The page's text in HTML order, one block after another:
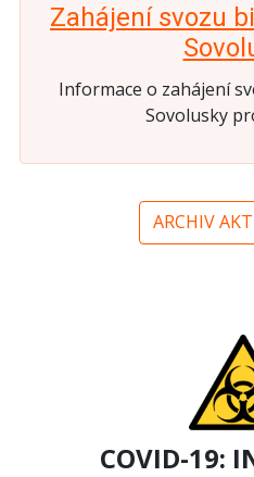
Zahájení svozu
Informace o zahájení
Sovolusky
ARCHIV
COVID-19: